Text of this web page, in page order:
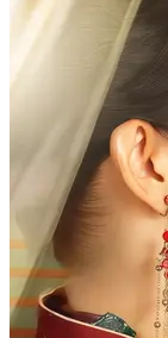
Balas Dendam
81 Episodes
Sang Xue
kilat dengan Qi
transplantasi